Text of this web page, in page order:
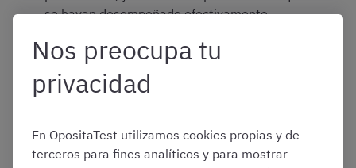
se hayan desempeñado efectivamente
presentarse a Celador
Nos preocupa tu
privacidad
En OpositaTest utilizamos cookies propias y de
terceros para fines analíticos y para mostrar